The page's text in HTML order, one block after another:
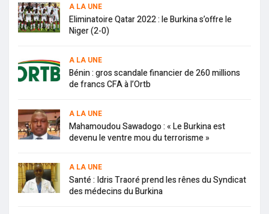
A LA UNE
Eliminatoire Qatar 2022 : le Burkina s’offre le
Niger (2-0)
A LA UNE
Bénin : gros scandale financier de 260 millions
de francs CFA à l’Ortb
A LA UNE
Mahamoudou Sawadogo : « Le Burkina est
devenu le ventre mou du terrorisme »
A LA UNE
Santé : Idris Traoré prend les rênes du Syndicat
des médecins du Burkina